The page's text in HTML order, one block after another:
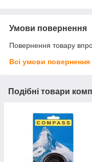
Умови повернення
Повернення товару
Всі умови повернення
Подібні товари